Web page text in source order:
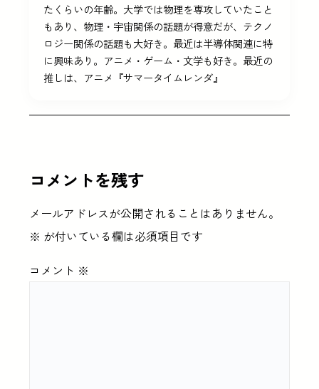
たくらいの年齢。大学では物理を専攻していたこと
もあり、物理・宇宙関係の話題が得意だが、テクノ
ロジー関係の話題も大好き。最近は半導体関連に特
に興味あり。アニメ・ゲーム・文学も好き。最近の
推しは、アニメ『サマータイムレンダ』
コメントを残す
メールアドレスが公開されることはありません。
※ が付いている欄は必須項目です
コメント ※